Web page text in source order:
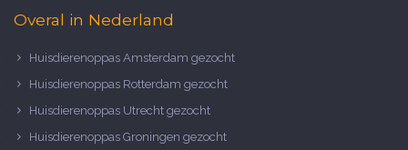
Overal in Nederland
Huisdierenoppas Amsterdam gezocht
Huisdierenoppas Rotterdam gezocht
Huisdierenoppas Utrecht gezocht
Huisdierenoppas Groningen gezocht